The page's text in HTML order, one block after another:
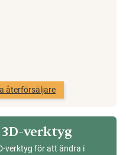
återförsäljare
verktyg
verktyg för att ändra i